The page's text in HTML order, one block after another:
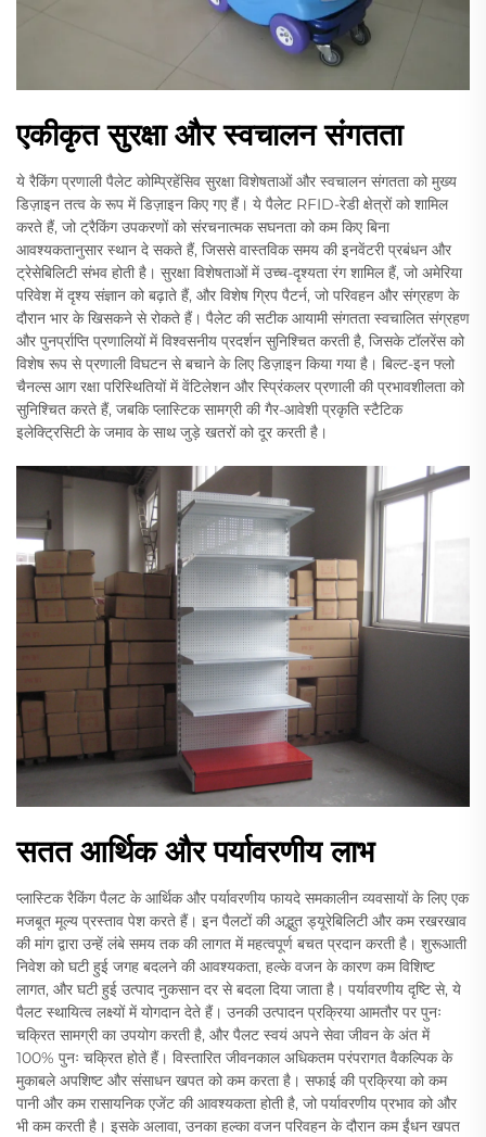
एकीकृत सुरक्षा और स्वचालन संगतता
ये रैकिंग प्रणाली पैलेट कोम्प्रिहेंसिव सुरक्षा विशेषताओं और स्वचालन संगतता को मुख्य
डिज़ाइन तत्व के रूप में डिज़ाइन किए गए हैं। ये पैलेट RFID-रेडी क्षेत्रों को शामिल
करते हैं, जो ट्रैकिंग उपकरणों को संरचनात्मक सघनता को कम किए बिना
आवश्यकतानुसार स्थान दे सकते हैं, जिससे वास्तविक समय की इनवेंटरी प्रबंधन और
ट्रेसेबिलिटी संभव होती है। सुरक्षा विशेषताओं में उच्च-दृश्यता रंग शामिल हैं, जो अमेरिया
परिवेश में दृश्य संज्ञान को बढ़ाते हैं, और विशेष ग्रिप पैटर्न, जो परिवहन और संग्रहण के
दौरान भार के खिसकने से रोकते हैं। पैलेट की सटीक आयामी संगतता स्वचालित संग्रहण
और पुनर्प्राप्ति प्रणालियों में विश्वसनीय प्रदर्शन सुनिश्चित करती है, जिसके टॉलरेंस को
विशेष रूप से प्रणाली विघटन से बचाने के लिए डिज़ाइन किया गया है। बिल्ट-इन फ्लो
चैनल्स आग रक्षा परिस्थितियों में वेंटिलेशन और स्प्रिंकलर प्रणाली की प्रभावशीलता को
सुनिश्चित करते हैं, जबकि प्लास्टिक सामग्री की गैर-आवेशी प्रकृति स्टैटिक
इलेक्ट्रिसिटी के जमाव के साथ जुड़े खतरों को दूर करती है।
सतत आर्थिक और पर्यावरणीय लाभ
प्लास्टिक रैकिंग पैलट के आर्थिक और पर्यावरणीय फायदे समकालीन व्यवसायों के लिए एक
मजबूत मूल्य प्रस्ताव पेश करते हैं। इन पैलटों की अद्भुत ड्यूरेबिलिटी और कम रखरखाव
की मांग द्वारा उन्हें लंबे समय तक की लागत में महत्वपूर्ण बचत प्रदान करती है। शुरूआती
निवेश को घटी हुई जगह बदलने की आवश्यकता, हल्के वजन के कारण कम विशिष्ट
लागत, और घटी हुई उत्पाद नुकसान दर से बदला दिया जाता है। पर्यावरणीय दृष्टि से, ये
पैलट स्थायित्व लक्ष्यों में योगदान देते हैं। उनकी उत्पादन प्रक्रिया आमतौर पर पुनः
चक्रित सामग्री का उपयोग करती है, और पैलट स्वयं अपने सेवा जीवन के अंत में
100% पुनः चक्रित होते हैं। विस्तारित जीवनकाल अधिकतम परंपरागत वैकल्पिक के
मुकाबले अपशिष्ट और संसाधन खपत को कम करता है। सफाई की प्रक्रिया को कम
पानी और कम रासायनिक एजेंट की आवश्यकता होती है, जो पर्यावरणीय प्रभाव को और
भी कम करती है। इसके अलावा, उनका हल्का वजन परिवहन के दौरान कम ईंधन खपत